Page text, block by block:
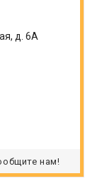
д. 6А
нам!